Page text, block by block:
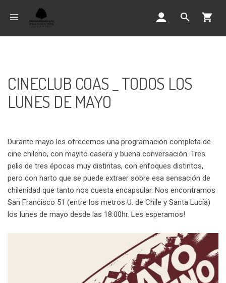
CINECLUB COAS _ TODOS LOS
LUNES DE MAYO
Durante mayo les ofrecemos una programación completa de
cine chileno, con mayito casera y buena conversación. Tres
pelis de tres épocas muy distintas, con enfoques distintos,
pero con harto que se puede extraer sobre esa sensación de
chilenidad que tanto nos cuesta encapsular. Nos encontramos
San Francisco 51 (entre los metros U. de Chile y Santa Lucía)
los lunes de mayo desde las 18:00hr. Les esperamos!